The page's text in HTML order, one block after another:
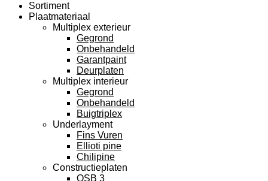
Sortiment
Plaatmateriaal
Multiplex exterieur
Gegrond
Onbehandeld
Garantpaint
Deurplaten
Multiplex interieur
Gegrond
Onbehandeld
Buigtriplex
Underlayment
Fins Vuren
Ellioti pine
Chilipine
Constructieplaten
OSB 3